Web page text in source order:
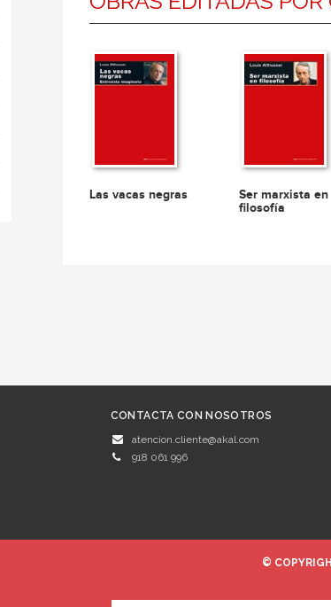
Las vacas negras
Ser marxista en
filosofía
CONTACTA CON NOSOTROS
atencion.cliente@akal.com
918 061 996
©